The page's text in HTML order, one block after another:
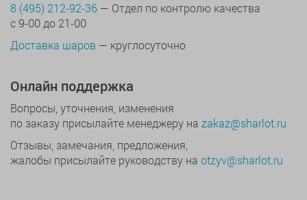
8 (495) 212-92-36 — Отдел по контролю качества
с 9-00 до 21-00
Доставка шаров — круглосуточно
Онлайн поддержка
Вопросы, уточнения, изменения
по заказу присылайте менеджеру на zakaz@sharlot.ru
Отзывы, замечания, предложения,
жалобы присылайте руководству на otzyv@sharlot.ru